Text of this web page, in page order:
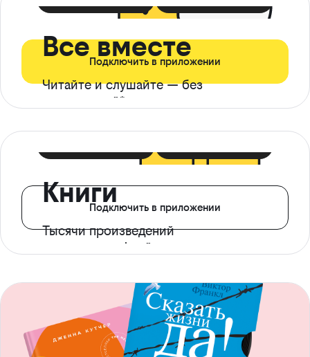
Все вместе
Читайте и слушайте — без
ограничений*
Подключить в приложении
Книги
Тысячи произведений
с доступом офлайн
Подключить в приложении